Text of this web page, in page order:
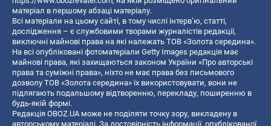
матеріал в першому абзаці матеріалу.
Всі матеріали на цьому сайті, в тому числі інтерв’ю, статті,
дослідження – є службовими творами журналістів редакції,
виключні майнові права на які належать ТОВ «Золота середина».
На всі опубліковані фотоматеріали Getty Images редакція має
майнові права, які захищаються законом України «Про авторські
права та суміжні права», ніхто не має права без письмового
дозволу ТОВ «Золота середина» їх використовувати, вони не
підлягають подальшому відтворенню, перекладу, поширенню в
будь-якій формі.
Редакція OBOZ.UA може не поділяти точку зору, викладену в
авторському матеріалі. За достовірність інформації, опублікованої